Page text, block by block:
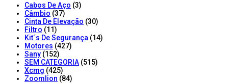
Cabos De Aço (3)
Câmbio (37)
Cinta De Elevação (30)
Filtro (11)
Kit´s De Segurança (14)
Motores (427)
Sany (152)
SEM CATEGORIA (515)
Xcmg (425)
Zoomlion (84)